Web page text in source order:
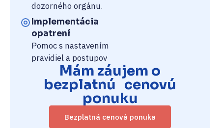
dozorného orgánu.
Implementácia
opatrení
Pomoc s nastavením
pravidiel a postupov
Mám záujem o
bezplatnú cenovú
ponuku
Bezplatná cenová ponuka